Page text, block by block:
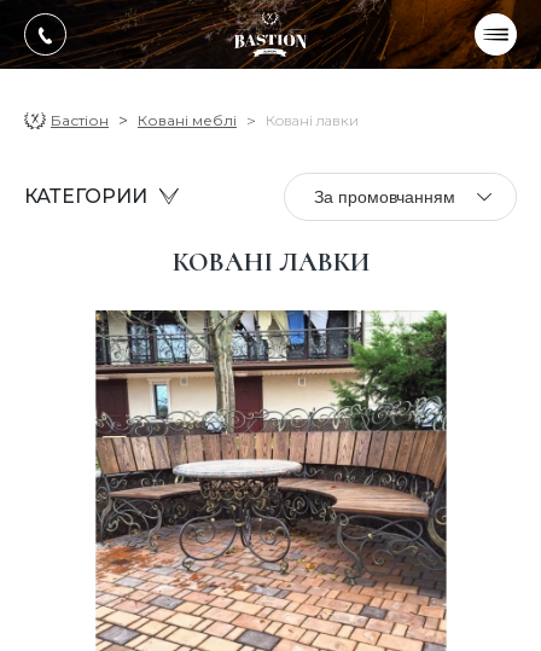
ПРОДУКЦІЯ
ПОСЛУГИ
Портфоліо робіт
Блог
Контакти
Бастіон Ковані меблі Ковані лавки
КАТЕГОРИИ
КОВАНІ ЛАВКИ
За промовчанням